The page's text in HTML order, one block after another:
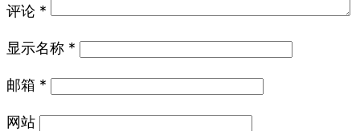
评论 *
显示名称 *
邮箱 *
网站